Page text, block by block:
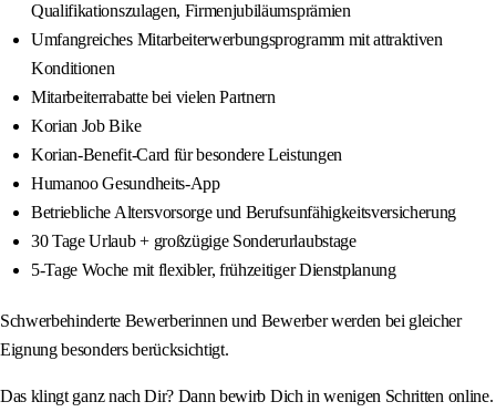
Qualifikationszulagen, Firmenjubiläumsprämien
Umfangreiches Mitarbeiterwerbungsprogramm mit attraktiven
Konditionen
Mitarbeiterrabatte bei vielen Partnern
Korian Job Bike
Korian-Benefit-Card für besondere Leistungen
Humanoo Gesundheits-App
Betriebliche Altersvorsorge und Berufsunfähigkeitsversicherung
30 Tage Urlaub + großzügige Sonderurlaubstage
5-Tage Woche mit flexibler, frühzeitiger Dienstplanung
Schwerbehinderte Bewerberinnen und Bewerber werden bei gleicher
Eignung besonders berücksichtigt.
Das klingt ganz nach Dir? Dann bewirb Dich in wenigen Schritten online.